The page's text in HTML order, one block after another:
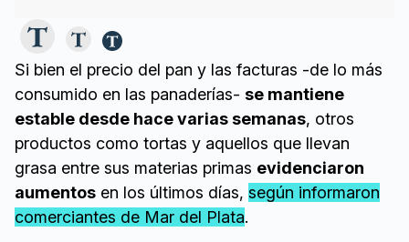
Si bien el precio del pan y las facturas -de lo más
consumido en las panaderías- se mantiene
estable desde hace varias semanas, otros
productos como tortas y aquellos que llevan
grasa entre sus materias primas evidenciaron
aumentos en los últimos días, según informaron
comerciantes de Mar del Plata.